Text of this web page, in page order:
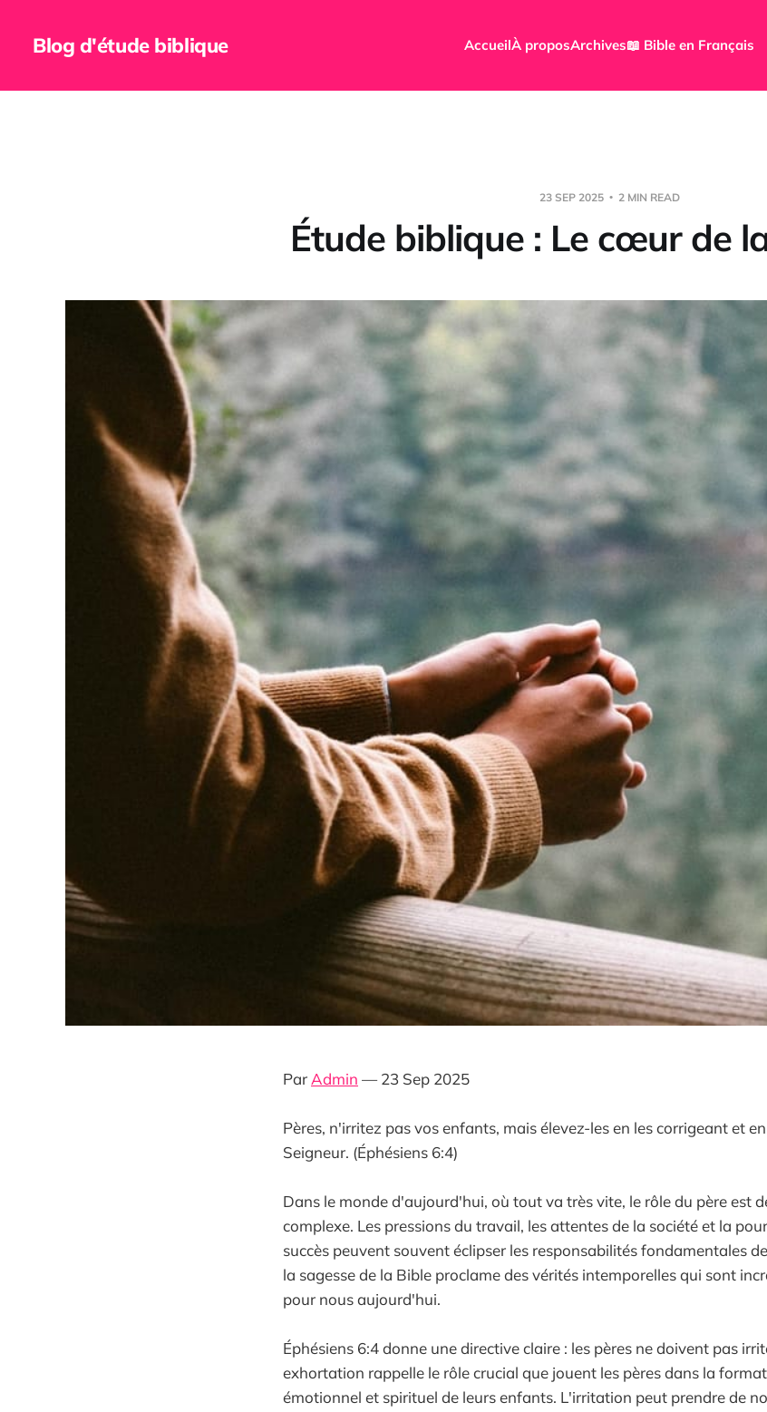
Blog d'étude biblique AccueilÀ proposArchives📖 Bible en Français
23 SEP 2025 2 MIN READ
Étude biblique : Le cœur de
Par Admin — 23 Sep 2025
Pères, n'irritez pas vos enfants, mais élevez-les en les corrigeant et
Seigneur. (Éphésiens 6:4)
Dans le monde d'aujourd'hui, où tout va très vite, le rôle du père est
complexe. Les pressions du travail, les attentes de la société et la
succès peuvent souvent éclipser les responsabilités fondamentales
la sagesse de la Bible proclame des vérités intemporelles qui sont
pour nous aujourd'hui.
Éphésiens 6:4 donne une directive claire : les pères ne doivent pas
exhortation rappelle le rôle crucial que jouent les pères dans la
émotionnel et spirituel de leurs enfants. L'irritation peut prendre de